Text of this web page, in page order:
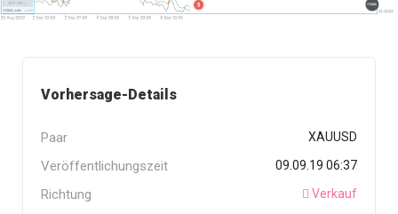
Vorhersage-Details
Paar XAUUSD
Veröffentlichungszeit 09.09.19 06:37
Richtung Verkauf